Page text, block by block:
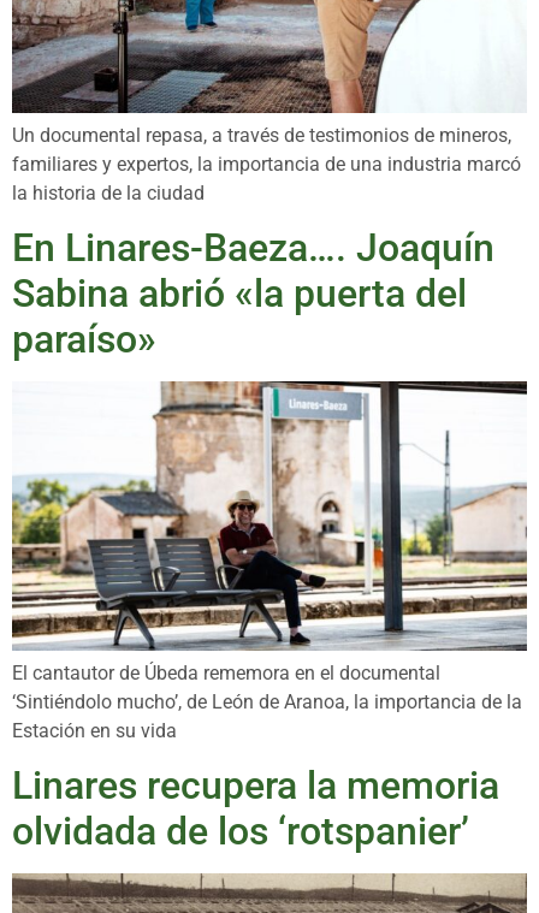
Un documental repasa, a través de testimonios de mineros,
familiares y expertos, la importancia de una industria marcó
la historia de la ciudad
En Linares-Baeza…. Joaquín
Sabina abrió «la puerta del
paraíso»
El cantautor de Úbeda rememora en el documental
‘Sintiéndolo mucho’, de León de Aranoa, la importancia de la
Estación en su vida
Linares recupera la memoria
olvidada de los ‘rotspanier’